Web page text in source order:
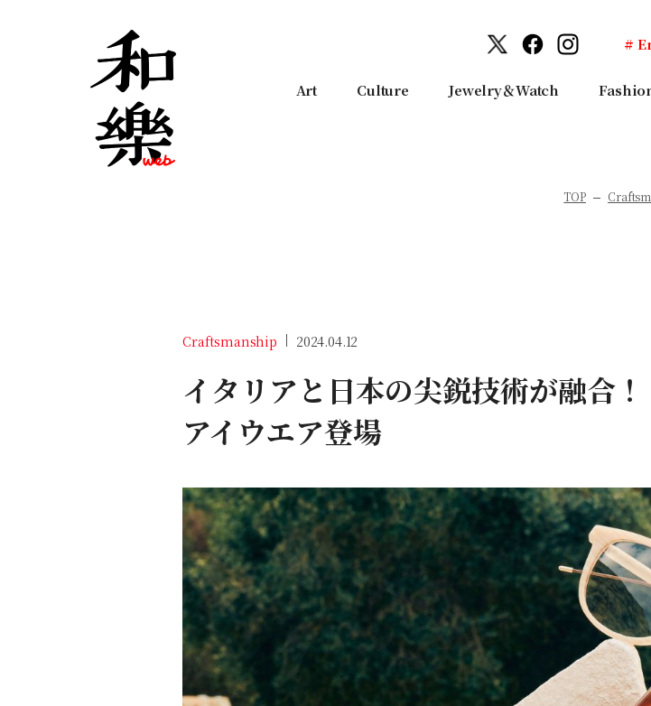
#
Art Culture Jewelry＆Watch
TOP
Craftsmanship 2024.04.12
イタリアと日本の尖鋭技術が融合
アイウエア登場